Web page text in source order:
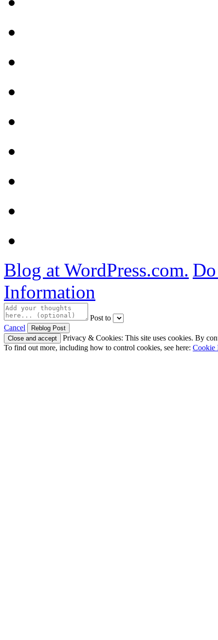
Blog at WordPress.com.
Information
Post to
Cancel
Privacy & Cookies: This site uses cookies. By
To find out more, including how to control cookies, see here: Cookie